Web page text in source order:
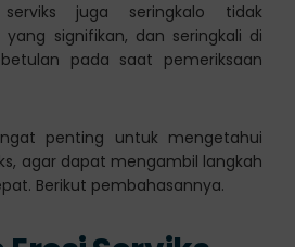
juga seringkalo tidak
signifikan, dan seringkali di
pada saat pemeriksaan
penting untuk mengetahui
agar dapat mengambil langkah
Berikut pembahasannya.